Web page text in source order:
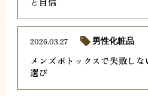
メンズボトックスで失敗し
選び
2026.03.27 男性化粧品